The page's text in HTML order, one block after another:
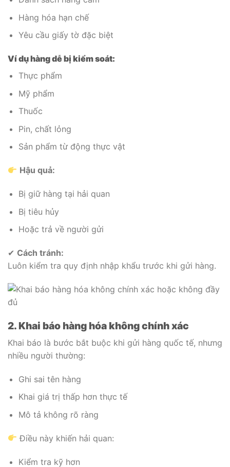
Hàng hóa hạn chế
Yêu cầu giấy tờ đặc biệt
Ví dụ hàng dễ bị kiểm soát:
Thực phẩm
Mỹ phẩm
Thuốc
Pin, chất lỏng
Sản phẩm từ động thực vật
Hậu quả:
Bị giữ hàng tại hải quan
Bị tiêu hủy
Hoặc trả về người gửi
✔ Cách tránh:
Luôn kiểm tra quy định nhập khẩu trước khi gửi hàng.
2. Khai báo hàng hóa không chính xác
Khai báo là bước bắt buộc khi gửi hàng quốc tế, nhưng
nhiều người thường:
Ghi sai tên hàng
Khai giá trị thấp hơn thực tế
Mô tả không rõ ràng
Điều này khiến hải quan:
Kiểm tra kỹ hơn